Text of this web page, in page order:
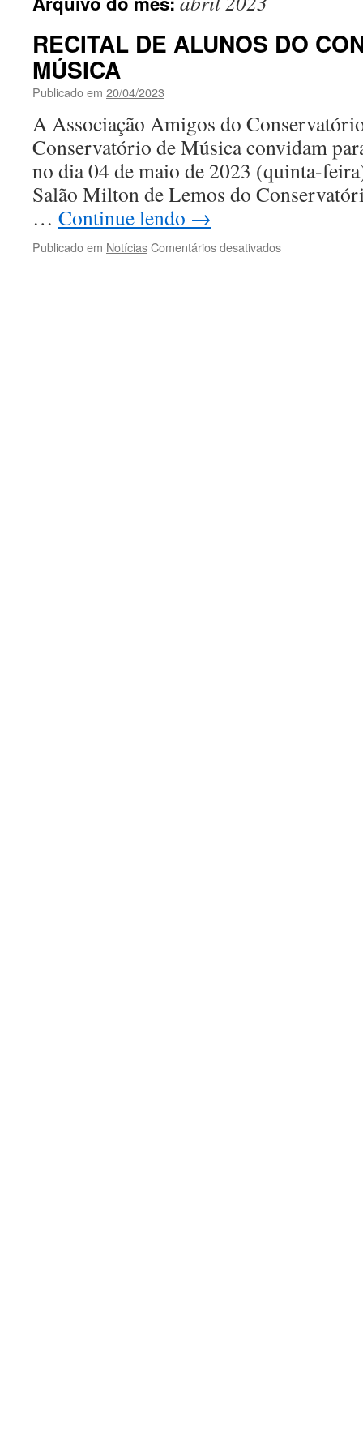
RECITAL DE ALUNOS DO
MÚSICA
Publicado em 20/04/2023
A Associação Amigos do
Conservatório de Música convidam
no dia 04 de maio de 2023 (quinta-
Salão Milton de Lemos do
… Continue lendo →
Publicado em NotíciasComentários desativadosem